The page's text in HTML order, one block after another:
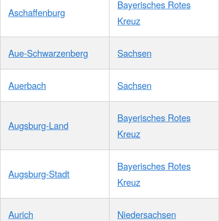
Aschaffenburg
Bayerisches Rotes
Kreuz
Aue-Schwarzenberg Sachsen
Auerbach Sachsen
Augsburg-Land
Bayerisches Rotes
Kreuz
Augsburg-Stadt
Bayerisches Rotes
Kreuz
Aurich Niedersachsen